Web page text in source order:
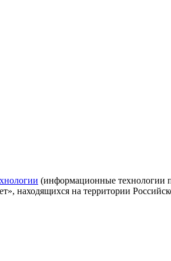
(информационные технологии
находящихся на территории